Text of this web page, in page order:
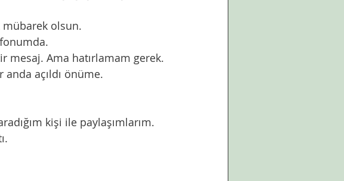
mübarek olsun.
mesaj. Ama hatırlamam gerek.
anda açıldı önüme.
kişi ile paylaşımlarım.